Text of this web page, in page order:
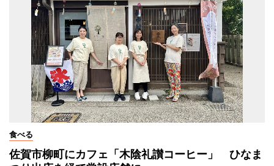
食べる
佐賀市柳町にカフェ「木陰礼讃コーヒー」 ひなま